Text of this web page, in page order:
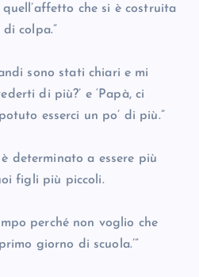
che si è costruita
colpa.”
sono stati chiari e mi
di più?’ e ‘Papà, ci
esserci un po’ di più.”
determinato a essere più
figli più piccoli.
perché non voglio che
giorno di scuola.’”